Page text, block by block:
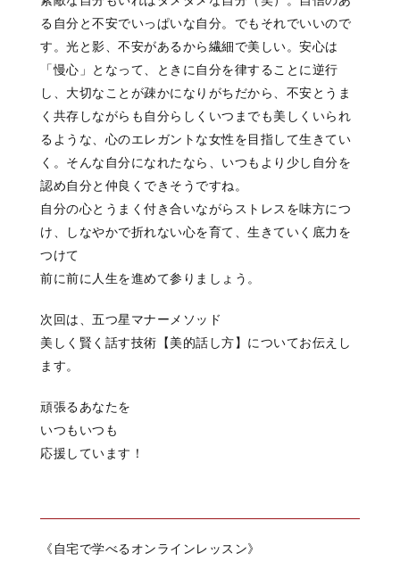
る自分と不安でいっぱいな自分。 でもそれでいいので
す。 光と影、 不安があるから繊細で美しい。 安心は
「慢心」となって、
ときに自分を律することに逆行
し、 大切なことが疎かになりがちだから、 不安とうま
く共存しながらも 自分らしくいつまでも美しくいられ
るような、 心のエレガントな女性を目指して生きてい
く。 そんな自分になれたなら、 いつもより少し自分を
認め自分と仲良くできそうですね。
自分の心とうまく付き合いながらストレス を味方につ
け、
しなやかで折れない心を育て、 生きていく底力を
つけて
前に前に人生を進めて参りましょう。
次回は、 五つ星マナーメソッド
美しく賢く話す技術 【美的話し方】 についてお伝えし
ます。
頑張るあなたを
いつもいつも
応援しています！
《自宅で学べるオンラインレッスン》